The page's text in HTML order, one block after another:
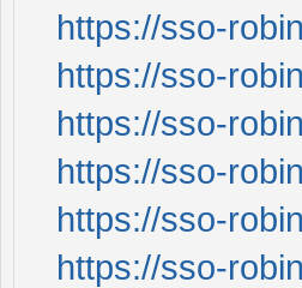
https://sso-
https://sso-
https://sso-
https://sso-
https://sso-
https://sso-